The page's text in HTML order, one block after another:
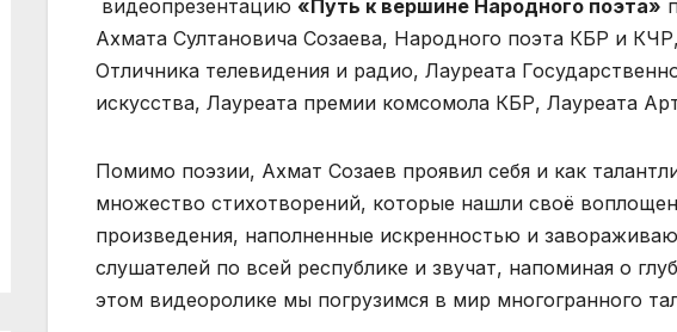
видеопрезентацию «Путь к вершине Народного поэта»
Ахмата Султановича Созаева, Народного поэта КБР и
Отличника телевидения и радио, Лауреата
искусства, Лауреата премии комсомола КБР, Лауреата
Помимо поэзии, Ахмат Созаев проявил себя и как
множество стихотворений, которые нашли своё
произведения, наполненные искренностью и
слушателей по всей республике и звучат, напоминая о
этом видеоролике мы погрузимся в мир многогранного